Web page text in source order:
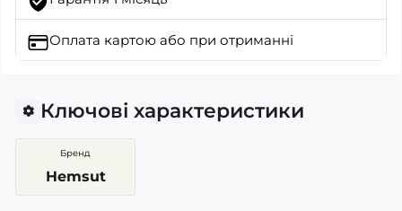
Оплата картою або при отриманні
Ключові характеристики
Бренд
Hemsut